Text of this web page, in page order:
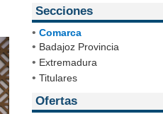
Secciones
• Comarca
• Badajoz Provincia
• Extremadura
• Titulares
Ofertas